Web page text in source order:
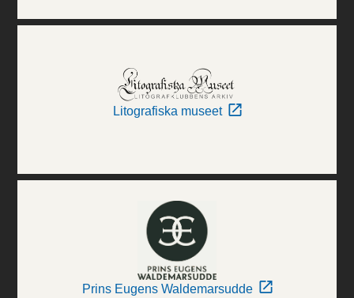
Litografiska museet
Prins Eugens Waldemarsudde